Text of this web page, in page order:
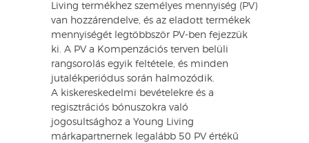
Living termékhez személyes mennyiség (PV)
van hozzárendelve, és az eladott termékek
mennyiségét legtöbbször PV-ben fejezzük
ki. A PV a Kompenzációs terven belüli
rangsorolás egyik feltétele, és minden
jutalékperiódus során halmozódik.
A kiskereskedelmi bevételekre és a
regisztrációs bónuszokra való
jogosultsághoz a Young Living
márkapartnernek legalább 50 PV értékű